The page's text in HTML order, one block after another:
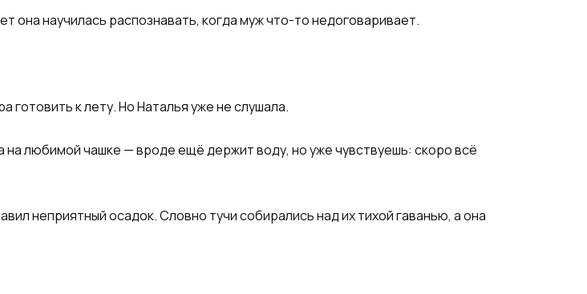
она научилась распознавать, когда муж что-то недоговаривает.​
готовить к лету. Но Наталья уже не слушала.
любимой чашке — вроде ещё держит воду, но уже чувствуешь: скоро всё
неприятный осадок. Словно тучи собирались над их тихой гаванью, а она